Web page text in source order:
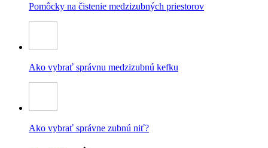
Pomôcky na čistenie medzizubných priestorov
Ako vybrať správnu medzizubnú kefku
Ako vybrať správne zubnú niť?